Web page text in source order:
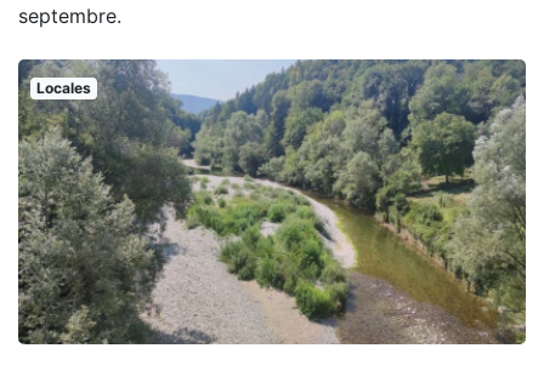
septembre.
Locales